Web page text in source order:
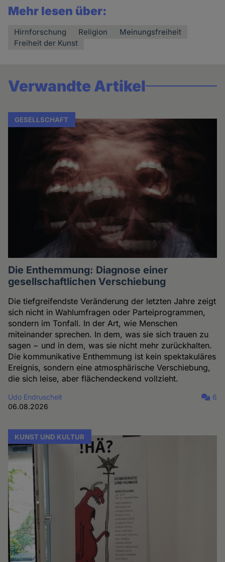
Mehr lesen über:
Hirnforschung Religion
Meinungsfreiheit
Freiheit der Kunst
Verwandte Artikel
GESELLSCHAFT
Die Enthemmung: Diagnose einer
gesellschaftlichen Verschiebung
Die tiefgreifendste Veränderung der letzten Jahre zeigt
sich nicht in Wahlumfragen oder Parteiprogrammen,
sondern im Tonfall. In der Art, wie Menschen
miteinander sprechen. In dem, was sie sich trauen zu
sagen − und in dem, was sie nicht mehr zurückhalten.
Die kommunikative Enthemmung ist kein spektakuläres
Ereignis, sondern eine atmosphärische Verschiebung,
die sich leise, aber flächendeckend vollzieht.
Udo Endruscheit
06.08.2026
6
KUNST UND KULTUR